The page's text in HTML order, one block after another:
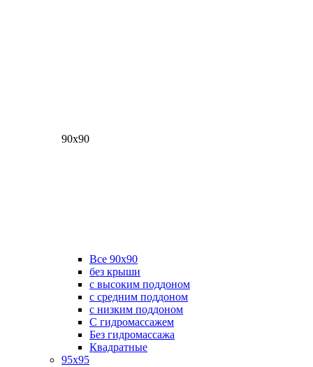
90х90
Все 90х90
без крыши
с высоким поддоном
с средним поддоном
с низким поддоном
С гидромассажем
Без гидромассажа
Квадратные
95х95